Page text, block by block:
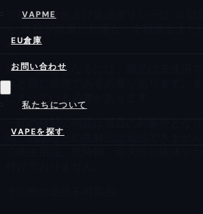
VAPME
EU倉庫
お問い合わせ
私たちについて
VAPEを探す
当社の返金および返品ポリシーは 30
ら 30 日が経過した場合、全額返金ま
ん。
返品の対象となるには、商品は未使用
きと同じ状態である必要があります。
に入っている必要があります。
一部の種類の商品は返品の対象外とな
聞、雑誌などの生鮮品は返品できませ
や衛生用品、危険物、引火性の液体や